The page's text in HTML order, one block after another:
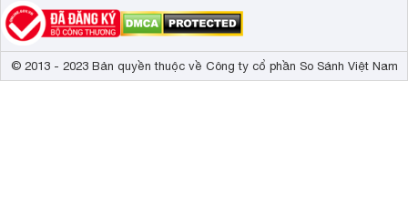
© 2013 - 2023 Bản quyền thuộc về Công ty cổ phần So Sánh Việt Nam